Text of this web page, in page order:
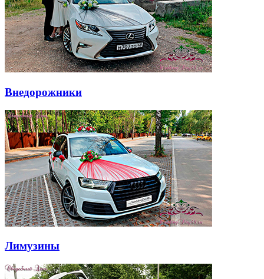
Внедорожники
Лимузины